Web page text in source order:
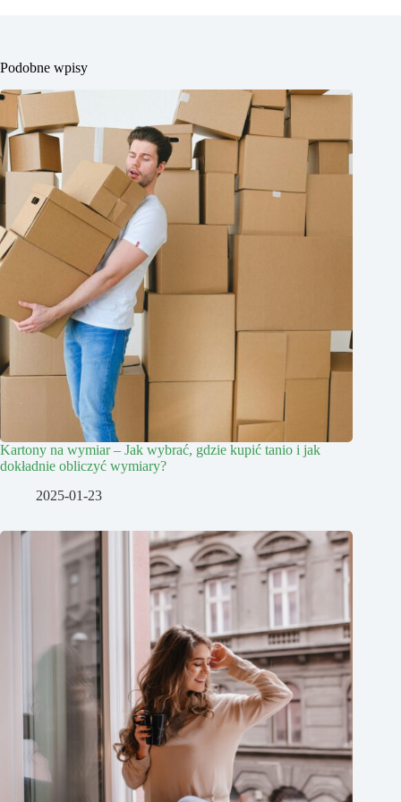
Podobne wpisy
Kartony na wymiar – Jak wybrać, gdzie kupić tanio i jak
dokładnie obliczyć wymiary?
2025-01-23